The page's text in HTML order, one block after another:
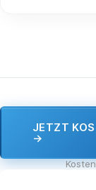
JETZT
→